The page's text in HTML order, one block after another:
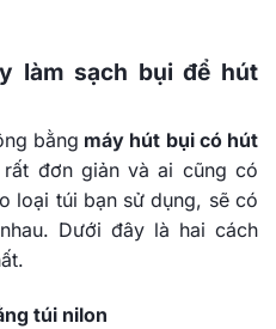
làm sạch bụi để hút
bằng máy hút bụi có hút
đơn giản và ai cũng có
loại túi bạn sử dụng, sẽ có
Dưới đây là hai cách
túi nilon